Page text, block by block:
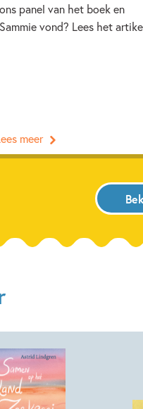
ons panel van het boek en
Sammie vond? Lees het
meer